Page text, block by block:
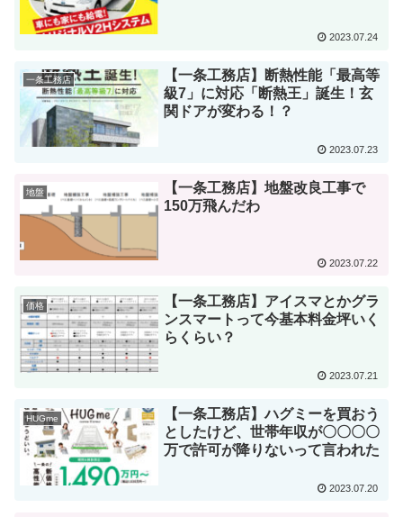
2023.07.24
一条工務店
【一条工務店】断熱性能「最高等
級7」に対応「断熱王」誕生！玄
関ドアが変わる！？
2023.07.23
地盤
【一条工務店】地盤改良工事で
150万飛んだわ
2023.07.22
価格
【一条工務店】アイスマとかグラ
ンスマートって今基本料金坪いく
らくらい？
2023.07.21
HUGme
【一条工務店】ハグミーを買おう
としたけど、世帯年収が〇〇〇〇
万で許可が降りないって言われた
2023.07.20